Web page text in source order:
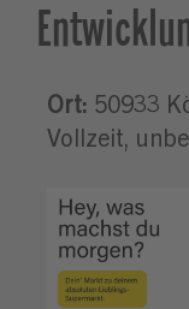
Ort: 50933
Vollzeit,